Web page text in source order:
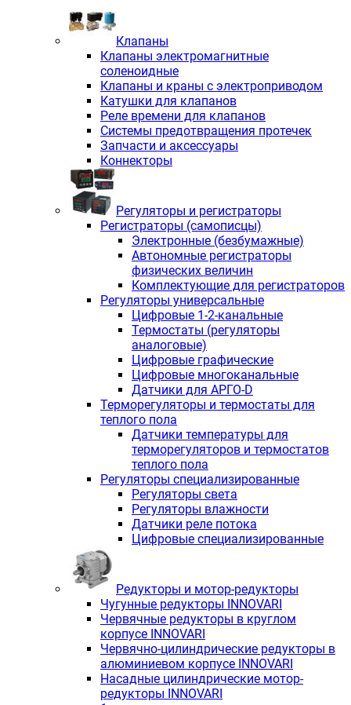
Клапаны
Клапаны электромагнитные
соленоидные
Клапаны и краны с электроприводом
Катушки для клапанов
Реле времени для клапанов
Системы предотвращения протечек
Запчасти и аксессуары
Коннекторы
Регуляторы и регистраторы
Регистраторы (самописцы)
Электронные (безбумажные)
Автономные регистраторы
физических величин
Комплектующие для регистраторов
Регуляторы универсальные
Цифровые 1-2-канальные
Термостаты (регуляторы
аналоговые)
Цифровые графические
Цифровые многоканальные
Датчики для АРГО-D
Терморегуляторы и термостаты для
теплого пола
Датчики температуры для
терморегуляторов и термостатов
теплого пола
Регуляторы специализированные
Регуляторы света
Регуляторы влажности
Датчики реле потока
Цифровые специализированные
Редукторы и мотор-редукторы
Чугунные редукторы INNOVARI
Червячные редукторы в круглом
корпусе INNOVARI
Червячно-цилиндрические редукторы в
алюминиевом корпусе INNOVARI
Насадные цилиндрические мотор-
редукторы INNOVARI